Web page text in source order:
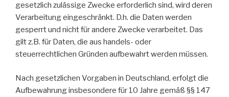
gesetzlich zulässige Zwecke erforderlich sind, wird deren
Verarbeitung eingeschränkt. D.h. die Daten werden
gesperrt und nicht für andere Zwecke verarbeitet. Das
gilt z.B. für Daten, die aus handels- oder
steuerrechtlichen Gründen aufbewahrt werden müssen.
Nach gesetzlichen Vorgaben in Deutschland, erfolgt die
Aufbewahrung insbesondere für 10 Jahre gemäß §§ 147